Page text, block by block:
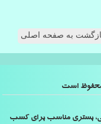
به صفحه اصلی
بستری مناسب برای کسب